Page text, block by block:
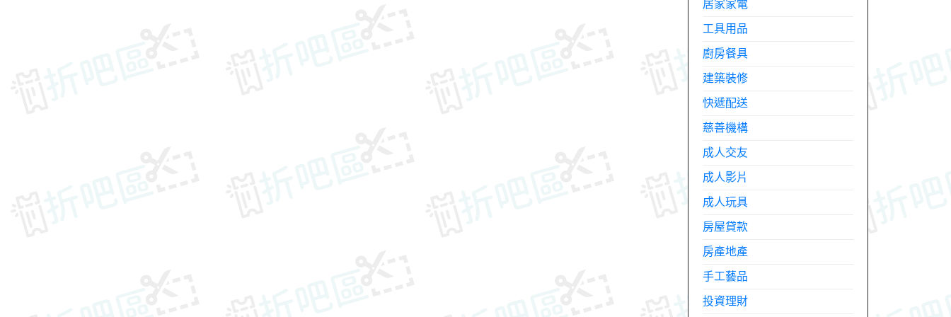
居家家電
工具用品
廚房餐具
建築裝修
快遞配送
慈善機構
成人交友
成人影片
成人玩具
房屋貸款
房產地產
手工藝品
投資理財